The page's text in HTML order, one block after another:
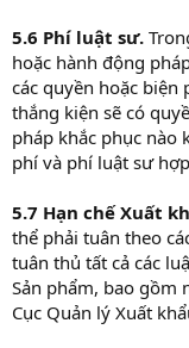
5.6 Phí luật sư.
hoặc hành động
các quyền hoặc biện
thắng kiện sẽ có
pháp khắc phục nào
phí và phí luật sư
5.7 Hạn chế Xuất
thể phải tuân theo
tuân thủ tất cả các
Sản phẩm, bao gồm
Cục Quản lý Xuất